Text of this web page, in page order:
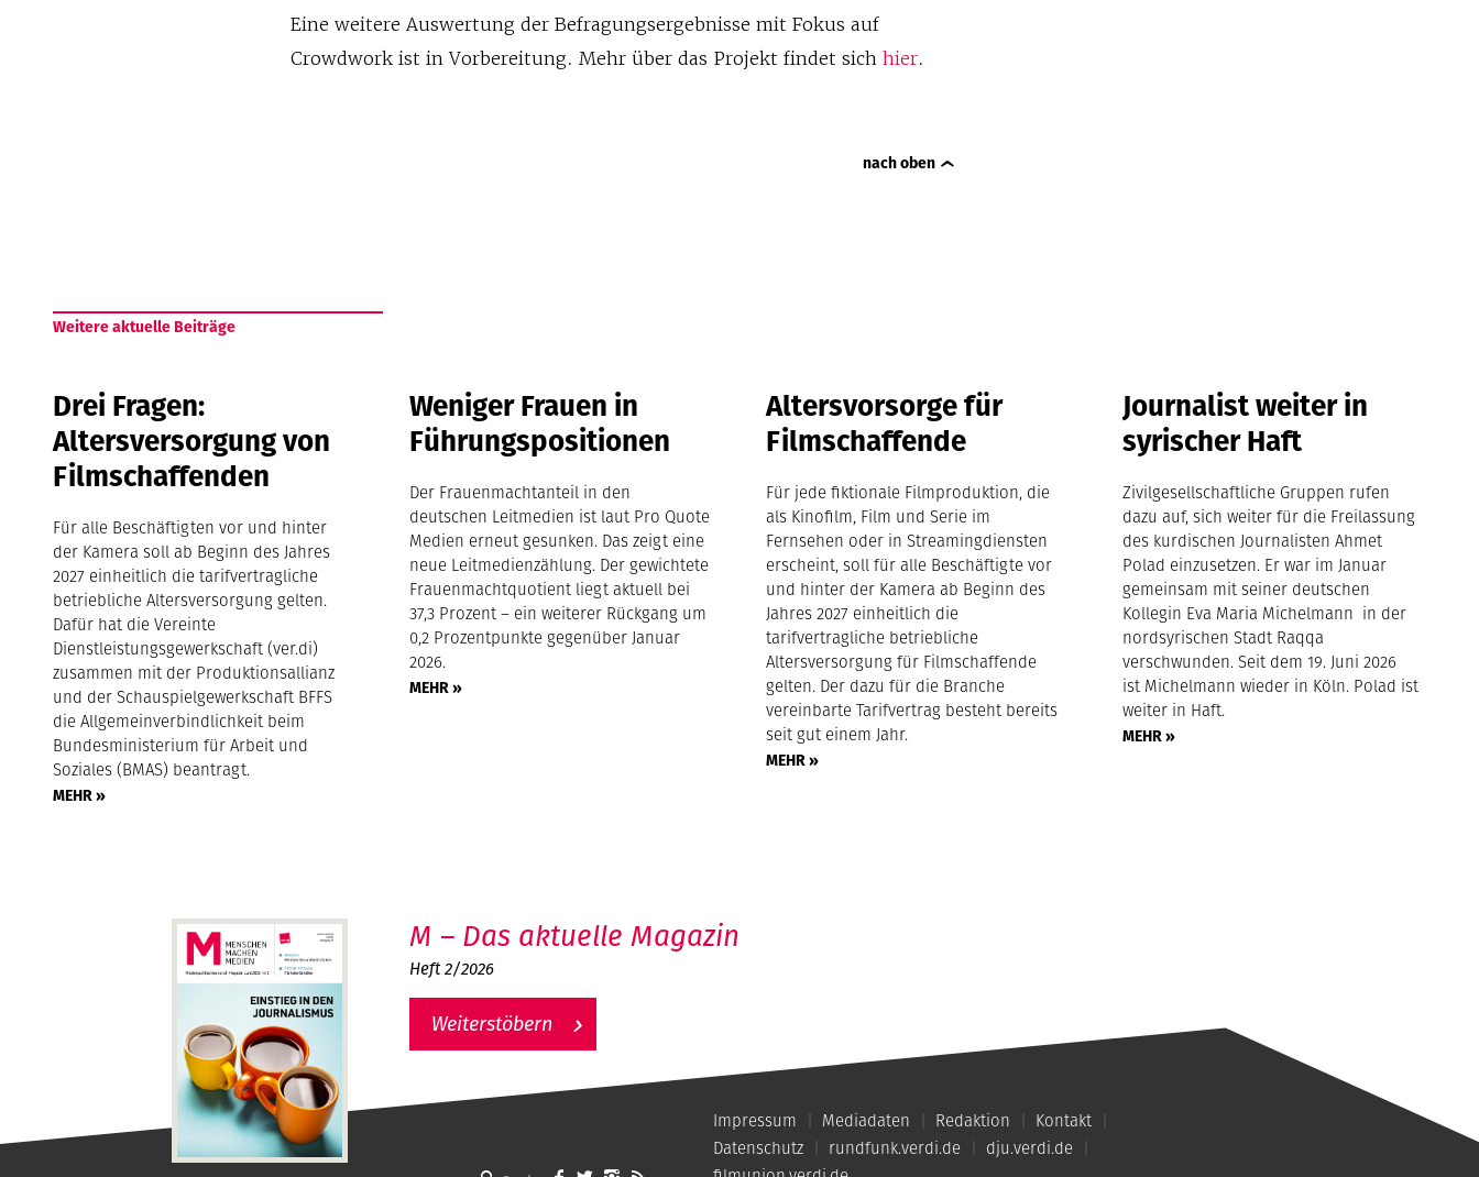
Eine weitere Auswertung der Befragungsergebnisse mit Fokus auf
Crowdwork ist in Vorbereitung. Mehr über das Projekt findet sichhier.
nach oben
Weitere aktuelle Beiträge
Drei Fragen:
Altersversorgung von
Filmschaffenden
Für alle Beschäftigten vor und hinter
der Kamera soll ab Beginn des Jahres
2027 einheitlich die tarifvertragliche
betriebliche Altersversorgung gelten.
Dafür hat die Vereinte
Dienstleistungsgewerkschaft (ver.di)
zusammen mit der Produktionsallianz
und der Schauspielgewerkschaft BFFS
die Allgemeinverbindlichkeit beim
Bundesministerium für Arbeit und
Soziales (BMAS) beantragt.
MEHR »
Weniger Frauen in
Führungspositionen
Der Frauenmachtanteil in den
deutschen Leitmedien ist laut Pro Quote
Medien erneut gesunken. Das zeigt eine
neue Leitmedienzählung. Der gewichtete
Frauenmachtquotient liegt aktuell bei
37,3 Prozent – ein weiterer Rückgang um
0,2 Prozentpunkte gegenüber Januar
2026.
MEHR »
Altersvorsorge für
Filmschaffende
Für jede fiktionale Filmproduktion, die
als Kinofilm, Film und Serie im
Fernsehen oder in Streamingdiensten
erscheint, soll für alle Beschäftigte vor
und hinter der Kamera ab Beginn des
Jahres 2027 einheitlich die
tarifvertragliche betriebliche
Altersversorgung für Filmschaffende
gelten. Der dazu für die Branche
vereinbarte Tarifvertrag besteht bereits
seit gut einem Jahr.
MEHR »
Journalist weiter in
syrischer Haft
Zivilgesellschaftliche Gruppen rufen
dazu auf, sich weiter für die Freilassung
des kurdischen Journalisten Ahmet
Polad einzusetzen. Er war im Januar
gemeinsam mit seiner deutschen
Kollegin Eva Maria Michelmann in der
nordsyrischen Stadt Raqqa
verschwunden. Seit dem 19. Juni 2026
ist Michelmann wieder in Köln. Polad ist
weiter in Haft.
MEHR »
MMM - Menschen machen Medien
M – Das aktuelle Magazin
Heft 2/2026
Weiterstöbern
Impressum Mediadaten Redaktion
Kontakt
Datenschutz
rundfunk.verdi.de
dju.verdi.de